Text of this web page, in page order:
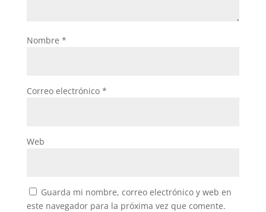
Nombre *
Correo electrónico *
Web
Guarda mi nombre, correo electrónico y web en
este navegador para la próxima vez que comente.